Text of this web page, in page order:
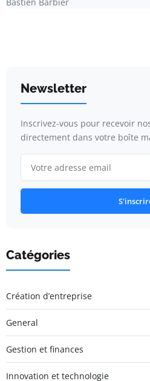
Newsletter
Inscrivez-vous pour recevoir
directement dans votre boîte
Catégories
Création d’entreprise
General
Gestion et finances
Innovation et technologie